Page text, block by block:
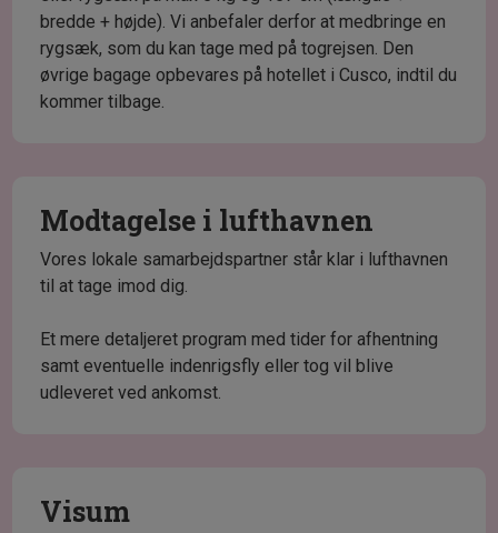
bredde + højde). Vi anbefaler derfor at medbringe en
rygsæk, som du kan tage med på togrejsen. Den
øvrige bagage opbevares på hotellet i Cusco, indtil du
kommer tilbage.
Modtagelse i lufthavnen
Vores lokale samarbejdspartner står klar i lufthavnen
til at tage imod dig.
Et mere detaljeret program med tider for afhentning
samt eventuelle indenrigsfly eller tog vil blive
udleveret ved ankomst.
Visum